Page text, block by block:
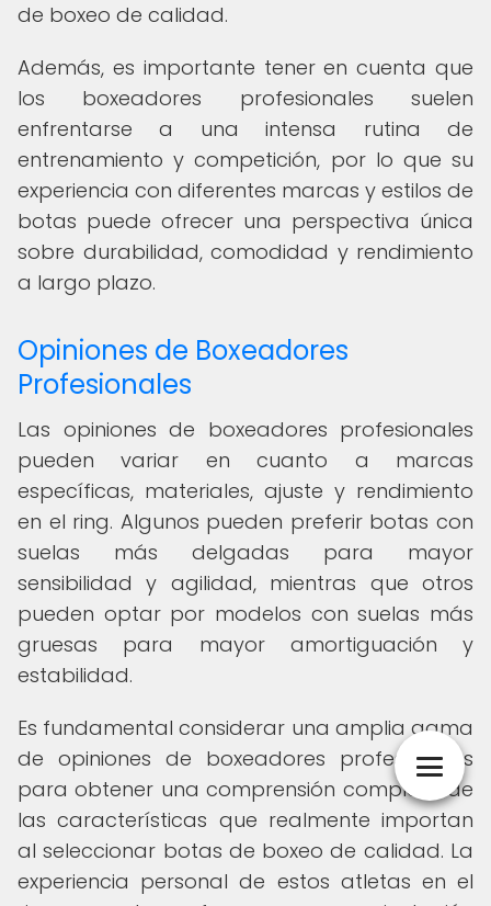
de boxeo de calidad.
Además, es importante tener en cuenta que
los boxeadores profesionales suelen
enfrentarse a una intensa rutina de
entrenamiento y competición, por lo que su
experiencia con diferentes marcas y estilos de
botas puede ofrecer una perspectiva única
sobre durabilidad, comodidad y rendimiento
a largo plazo.
Opiniones de Boxeadores
Profesionales
Las opiniones de boxeadores profesionales
pueden variar en cuanto a marcas
específicas, materiales, ajuste y rendimiento
en el ring. Algunos pueden preferir botas con
suelas más delgadas para mayor
sensibilidad y agilidad, mientras que otros
pueden optar por modelos con suelas más
gruesas para mayor amortiguación y
estabilidad.
Es fundamental considerar una amplia gama
de opiniones de boxeadores profesionales
para obtener una comprensión completa de
las características que realmente importan
al seleccionar botas de boxeo de calidad. La
experiencia personal de estos atletas en el